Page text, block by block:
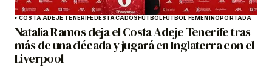
COSTA ADEJE TENERIFEDESTACADOSFÚTBOLFÚTBOL FEMENINOPORTADA
Natalia Ramos deja el Costa Adeje Tenerife tras
más de una década y jugará en Inglaterra con el
Liverpool